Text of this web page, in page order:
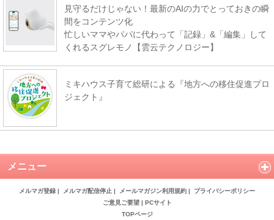
見守るだけじゃない！最新のAIの力でとっておきの瞬
間をコンテンツ化
忙しいママやパパに代わって「記録」&「編集」して
くれるスグレモノ【雲云テクノロジー】
ミキハウス子育て総研による『地方への移住促進プロ
ジェクト』
メニュー
メルマガ登録 | メルマガ配信停止 | メールマガジン利用規約 | プライバシーポリシー
ご意見ご要望| PCサイト
TOPページ